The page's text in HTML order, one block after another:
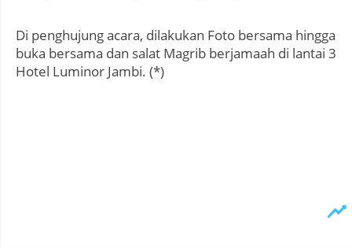
Di penghujung acara, dilakukan Foto bersama hingga
buka bersama dan salat Magrib berjamaah di lantai 3
Hotel Luminor Jambi. (*)